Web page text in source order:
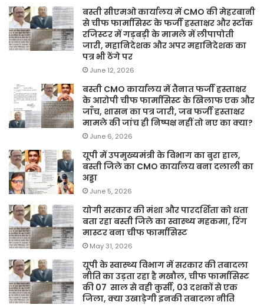
बस्ती सीएमओ कार्यालय में CMO की मेहरबानी
से चीफ फार्मासिस्ट के फर्जी हस्ताक्षर और स्टॉक
रजिस्टर में गड़बड़ी के मामले में लीपापोती
जारी, महानिदेशक और अपर महानिदेशक का
पत्र भी ठेंगे पर
June 12, 2026
बस्ती CMO कार्यालय में तैनात फर्जी हस्ताक्षर
के आरोपी चीफ फार्मासिस्ट के खिलाफ एक और
जाँच, शासन का पत्र जारी, जब फर्जी हस्ताक्षर
मामले की जांच ही निष्पक्ष नहीं तो नए का क्या?
June 6, 2026
यूपी में उपमुख्यमंत्री के विभाग का बुरा हाल,
बस्ती जिले का CMO कार्यालय बना दलाली का
अड्डा
June 5, 2026
योगी सरकार की मंशा और पारदर्शिता को धता
बता रहा बस्ती जिले का स्वास्थ्य महकमा, रिंग
मास्टर बना चीफ फार्मासिस्ट
May 31, 2026
यूपी के स्वास्थ्य विभाग में सरकार की तबादला
नीति का उड़ता रहा है मखौल, चीफ फार्मासिस्ट
की 07 साल से वही कुर्सी, 03 दशकों से एक
जिला, क्या उखाड़ेगी इनकी तबादला नीति